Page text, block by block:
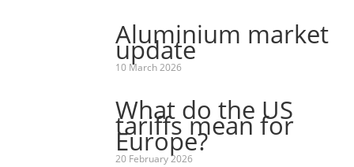
Aluminium market
update
10 March 2026
What do the US
tariffs mean for
Europe?
20 February 2026